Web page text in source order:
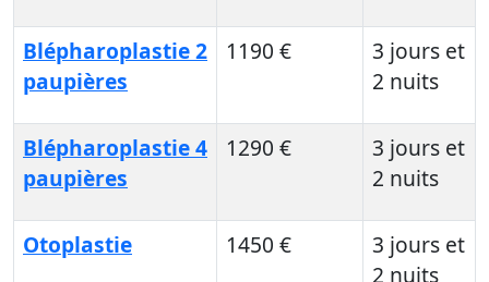
Blépharoplastie 2
paupières
1190 €
3 jours et
2 nuits
Blépharoplastie 4
paupières
1290 €
3 jours et
2 nuits
Otoplastie 1450 €
3 jours et
2 nuits